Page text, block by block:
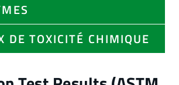
DE TOXICITÉ CHIMIQUE